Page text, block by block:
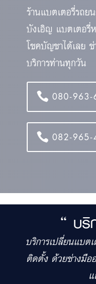
ร้านแบตเตอรี่รถ
บังเอิญ แบตเตอรี่
โชคบัญชาได้เลย
บริการท่านทุกวัน
080-963-
082-965-
“ บริ
บริการเปลี่ยนแบ
ติดตั้ง ด้วยช่างมือ